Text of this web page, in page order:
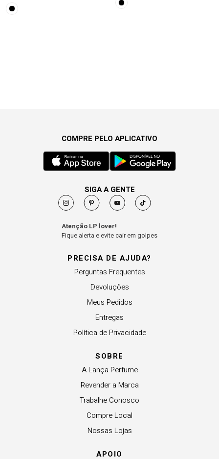
PRECISA DE AJUDA?
Perguntas Frequentes
Devoluções
Meus Pedidos
Entregas
Política de Privacidade
SOBRE
A Lança Perfume
Revender a Marca
Trabalhe Conosco
Compre Local
Nossas Lojas
APOIO
COMPRE PELO APLICATIVO
SIGA A GENTE
Atenção LP lover!
Fique alerta e evite cair em golpes